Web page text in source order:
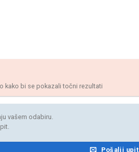
kako bi se pokazali točni rezultati
vašem odabiru.
Pošalji upit